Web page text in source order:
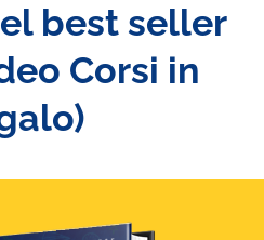
best seller
Corsi in